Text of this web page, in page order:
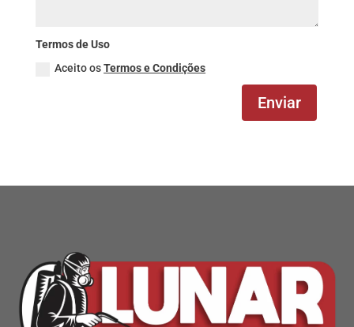
Termos de Uso
Aceito osTermos e Condições
Enviar